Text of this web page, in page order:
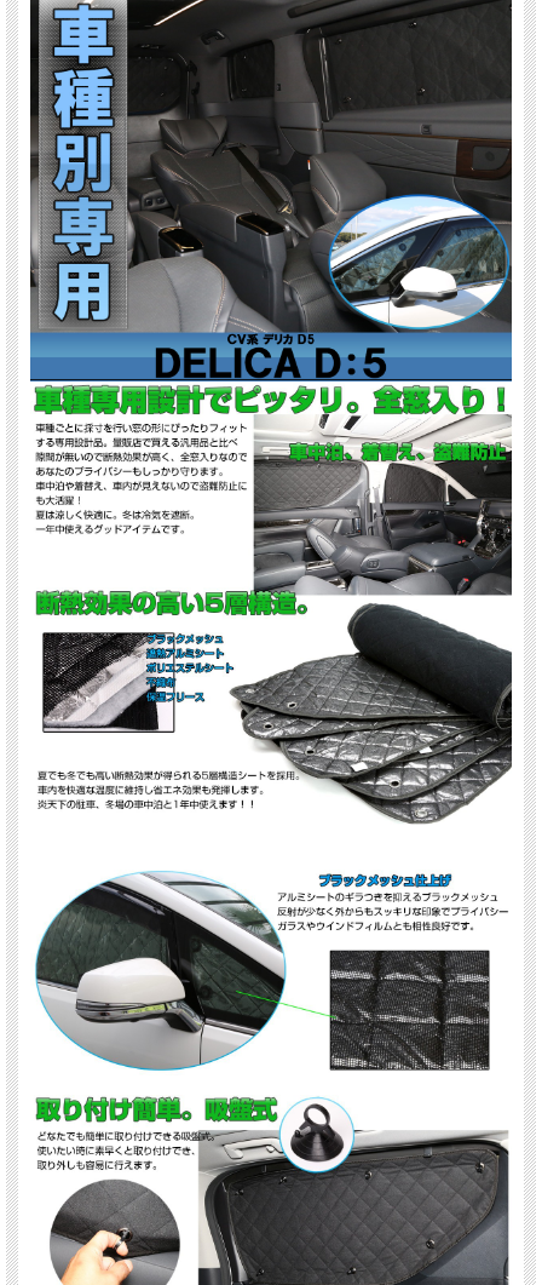
※H31.2以前 サイドアンダーミラー付き車用(マイナーチェンジ前)
■形状：車種ごとに採寸を行いガラス形状にあわせた専用設計品！
■構造：5層構造ブラックメッシュ全窓用セット
※商品画像2枚目参照
（ブラックメッシュ/遮熱アルミシート/ポリエステルシート/不織布/保温フリース）
※お届け時はシェードに吸盤がセットされていません。吸盤の取り付けには意外と
時間がかかる為、最初のお出かけ前にセットしておく事をおススメします。また、
取付説明書は付属していません。
※断熱及び冷気遮断効果からキャンプなどアウトドアシーンの車中泊にもオスス
メ。駐車時の防犯対策にも。